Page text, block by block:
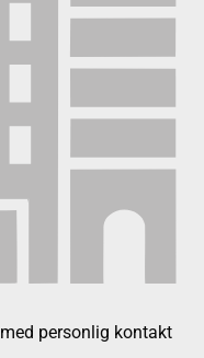
personlig kontakt